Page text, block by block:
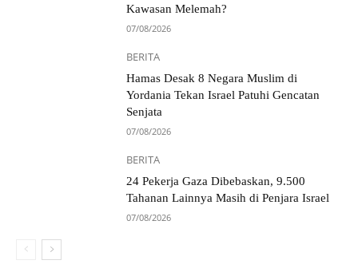
Kawasan Melemah?
07/08/2026
BERITA
Hamas Desak 8 Negara Muslim di
Yordania Tekan Israel Patuhi Gencatan
Senjata
07/08/2026
BERITA
24 Pekerja Gaza Dibebaskan, 9.500
Tahanan Lainnya Masih di Penjara Israel
07/08/2026